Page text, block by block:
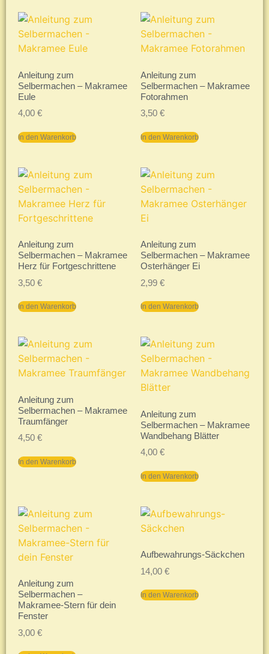
Anleitung zum
Selbermachen – Makramee
Eule
4,00 €
In den Warenkorb
Anleitung zum
Selbermachen – Makramee
Fotorahmen
3,50 €
In den Warenkorb
Anleitung zum
Selbermachen – Makramee
Herz für Fortgeschrittene
3,50 €
In den Warenkorb
Anleitung zum
Selbermachen – Makramee
Osterhänger Ei
2,99 €
In den Warenkorb
Anleitung zum
Selbermachen – Makramee
Traumfänger
4,50 €
In den Warenkorb
Anleitung zum
Selbermachen – Makramee
Wandbehang Blätter
4,00 €
In den Warenkorb
Anleitung zum
Selbermachen –
Makramee-Stern für dein
Fenster
3,00 €
Aufbewahrungs-Säckchen
14,00 €
In den Warenkorb